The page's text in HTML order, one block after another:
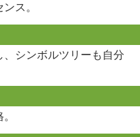
ス。
シンボルツリーも自分